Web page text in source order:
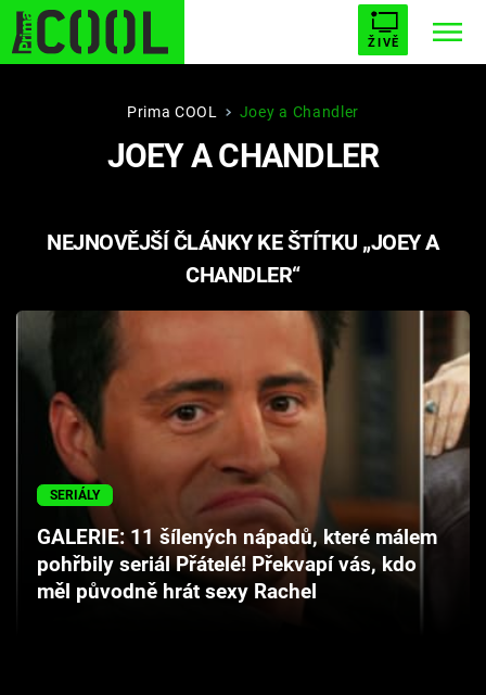
ŽIVĚ
STARHOUSE BUFFY, PŘEMOŽITELKA UPÍRŮ
PLNEJ KOTEL AVENGERS 5
Seriály
Hry
Cool Esport
Pořady
Prima COOL Joey a Chandler
JOEY A CHANDLER
NEJNOVĚJŠÍ ČLÁNKY KE ŠTÍTKU „JOEY A
CHANDLER“
SERIÁLY
GALERIE: 11 šílených nápadů, které málem
pohřbily seriál Přátelé! Překvapí vás, kdo
měl původně hrát sexy Rachel